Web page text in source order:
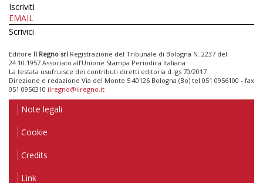
Iscriviti
EMAIL
Scrivici
Editore Il Regno srl Registrazione del Tribunale di Bologna N. 2237 del
24.10.1957 Associato all’Unione Stampa Periodica Italiana
La testata usufruisce dei contributi diretti editoria d.lgs 70/2017
Direzione e redazione Via del Monte 5 40126 Bologna (Bo) tel 051 0956100 - fax
051 0956310 ilregno@ilregno.it
Note legali
Cookie
Credits
Link